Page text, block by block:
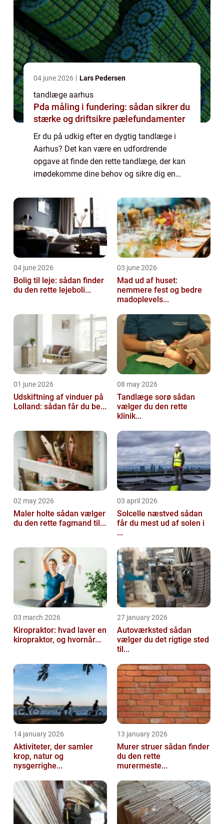
04 june 2026 Lars Pedersen
tandlæge aarhus
Pda måling i fundering: sådan sikrer du
stærke og driftsikre pælefundamenter
Er du på udkig efter en dygtig tandlæge i
Aarhus? Det kan være en udfordrende
opgave at finde den rette tandlæge, der kan
imødekomme dine behov og sikre dig en
Aarhus er der et bredt udvalg af tandlæger,
der a...
04 june 2026
Bolig til leje: sådan finder
du den rette lejeboli...
03 june 2026
Mad ud af huset:
nemmere fest og bedre
madoplevels...
01 june 2026
Udskiftning af vinduer på
Lolland: sådan får du be...
08 may 2026
Tandlæge sorø sådan
vælger du den rette
klinik...
02 may 2026
Maler holte sådan vælger
du den rette fagmand til...
03 april 2026
Solcelle næstved sådan
får du mest ud af solen i
...
03 march 2026
Kiropraktor: hvad laver en
kiropraktor, og hvornår...
27 january 2026
Autoværksted sådan
vælger du det rigtige sted
til...
14 january 2026
Aktiviteter, der samler
krop, natur og
nysgerrighe...
13 january 2026
Murer struer sådan finder
du den rette
murermeste...